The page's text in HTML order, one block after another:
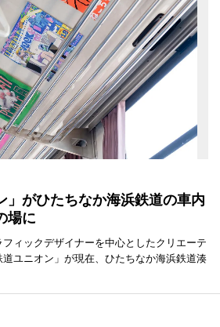
」がひたちなか海浜鉄道の車内
場に
ィックデザイナーを中心としたクリエーテ
ユニオン」が現在、ひたちなか海浜鉄道湊